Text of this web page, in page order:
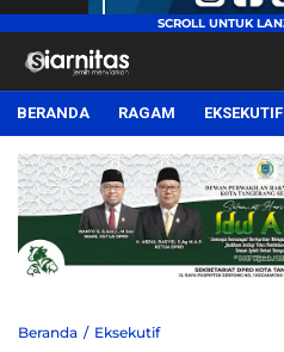
siarnitas
Jernih Menyiarkan
BERANDA RAGAM EKSEKUTIF
Beranda Eksekutif